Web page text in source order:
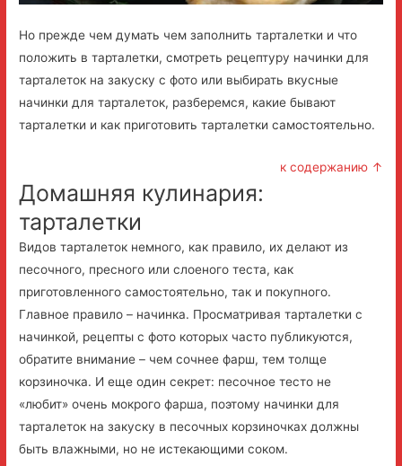
Но прежде чем думать чем заполнить тарталетки и что
положить в тарталетки, смотреть рецептуру начинки для
тарталеток на закуску с фото или выбирать вкусные
начинки для тарталеток, разберемся, какие бывают
тарталетки и как приготовить тарталетки самостоятельно.
к содержанию ↑
Домашняя кулинария:
тарталетки
Видов тарталеток немного, как правило, их делают из
песочного, пресного или слоеного теста, как
приготовленного самостоятельно, так и покупного.
Главное правило – начинка. Просматривая тарталетки с
начинкой, рецепты с фото которых часто публикуются,
обратите внимание – чем сочнее фарш, тем толще
корзиночка. И еще один секрет: песочное тесто не
«любит» очень мокрого фарша, поэтому начинки для
тарталеток на закуску в песочных корзиночках должны
быть влажными, но не истекающими соком.